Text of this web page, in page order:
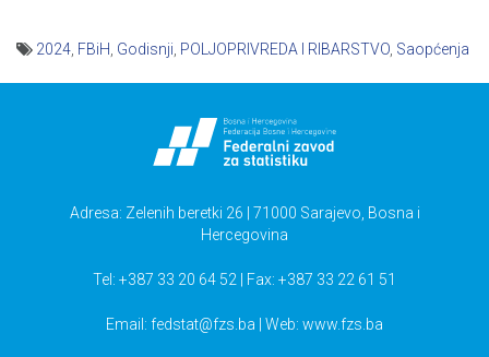
2024 FBiH Godisnji POLJOPRIVREDA I RIBARSTVO Saopćenja
Adresa: Zelenih beretki 26 | 71000 Sarajevo, Bosna i
Hercegovina
Tel: +387 33 20 64 52 | Fax: +387 33 22 61 51
Email: fedstat@fzs.ba | Web: www.fzs.ba